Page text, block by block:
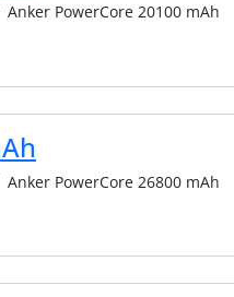
Anker PowerCore 20100 mAh
Anker PowerCore 26800 mAh